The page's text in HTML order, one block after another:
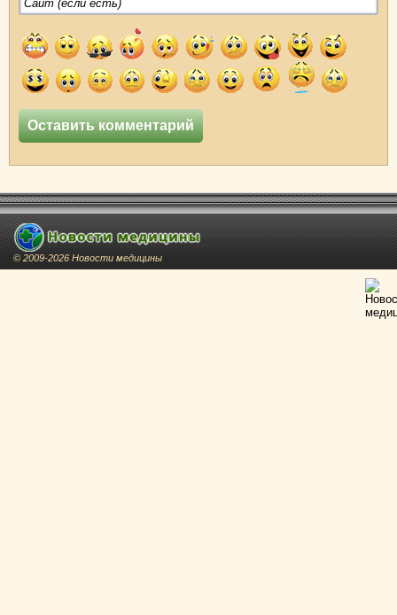
© 2009-2026 Новости медицины